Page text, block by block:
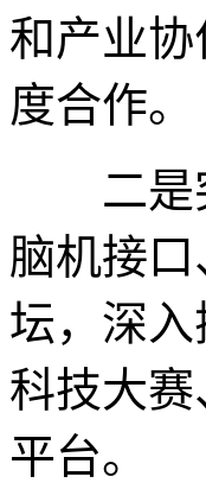
和产业
度合作。
二是突
脑机接
坛，深
科技大
平台。